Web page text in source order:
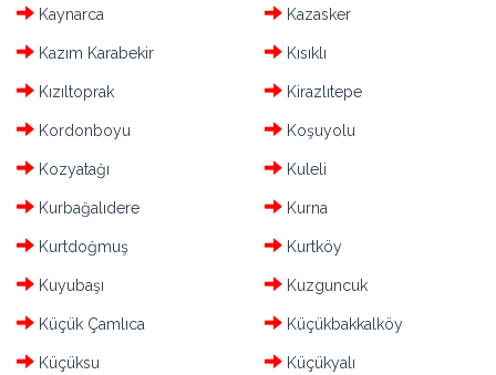
Kaynarca Kazasker
Kazım Karabekir Kısıklı
Kızıltoprak Kirazlıtepe
Kordonboyu Koşuyolu
Kozyatağı Kuleli
Kurbağalıdere Kurna
Kurtdoğmuş Kurtköy
Kuyubaşı Kuzguncuk
Küçük Çamlıca Küçükbakkalköy
Küçüksu Küçükyalı